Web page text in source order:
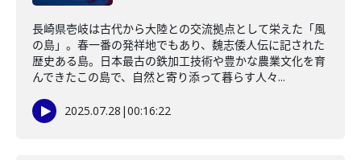
長崎県壱岐は古代から大陸との交流拠点として栄えた「風
の島」。春一番の発祥地でもあり、魏志倭人伝に記された
歴史ある島。日本最古の鉄加工技術や豊かな農業文化を育
んできたこの島で、自然と寄り添って暮らす人々...
2025.07.28 |00:16:22